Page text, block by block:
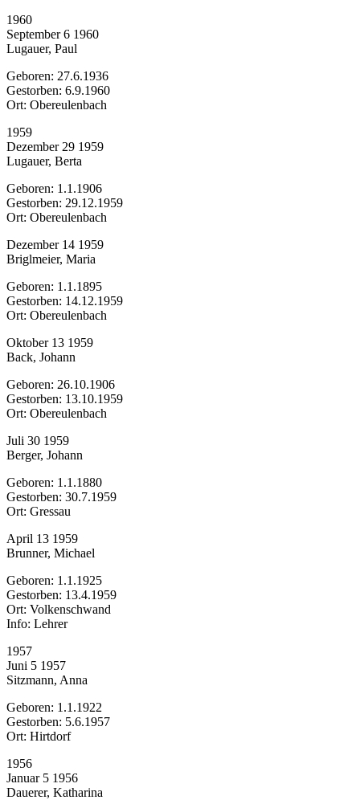
1960
September 6 1960
Lugauer, Paul
Geboren: 27.6.1936
Gestorben: 6.9.1960
Ort: Obereulenbach
1959
Dezember 29 1959
Lugauer, Berta
Geboren: 1.1.1906
Gestorben: 29.12.1959
Ort: Obereulenbach
Dezember 14 1959
Briglmeier, Maria
Geboren: 1.1.1895
Gestorben: 14.12.1959
Ort: Obereulenbach
Oktober 13 1959
Back, Johann
Geboren: 26.10.1906
Gestorben: 13.10.1959
Ort: Obereulenbach
Juli 30 1959
Berger, Johann
Geboren: 1.1.1880
Gestorben: 30.7.1959
Ort: Gressau
April 13 1959
Brunner, Michael
Geboren: 1.1.1925
Gestorben: 13.4.1959
Ort: Volkenschwand
Info: Lehrer
1957
Juni 5 1957
Sitzmann, Anna
Geboren: 1.1.1922
Gestorben: 5.6.1957
Ort: Hirtdorf
1956
Januar 5 1956
Dauerer, Katharina